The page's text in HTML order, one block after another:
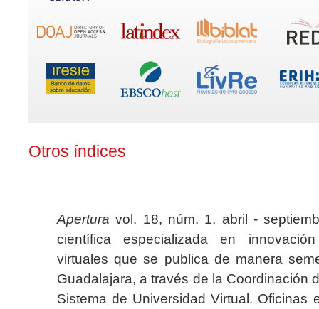
Otros índices
Apertura vol. 18, núm. 1, abril -
científica especializada en
virtuales que se publica de manera
Guadalajara, a través de la Coordinación
Sistema de Universidad Virtual. Oficinas